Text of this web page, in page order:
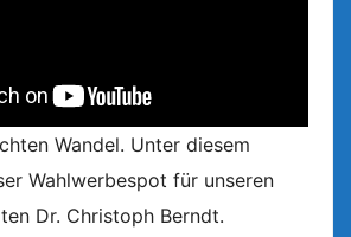
Wandel. Unter diesem
Wahlwerbespot für unseren
Dr. Christoph Berndt.